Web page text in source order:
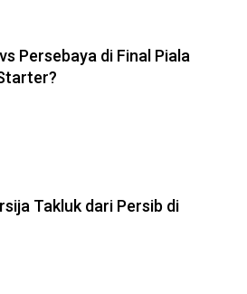
Persebaya di Final Piala
Takluk dari Persib di